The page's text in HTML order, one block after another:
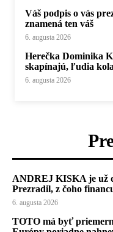
Váš podpis o vás
znamená ten váš
6. augusta 2026
Herečka Dominika
skapínajú, ľudia
6. augusta 2026
ANDREJ KISKA je už
Prezradil, z čoho
6. augusta 2026
TOTO má byť